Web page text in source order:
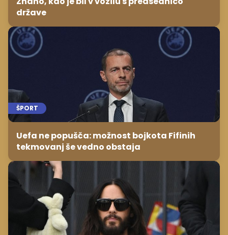
države
ŠPORT
Uefa ne popušča: možnost bojkota Fifinih
tekmovanj še vedno obstaja